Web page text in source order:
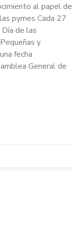
al papel de
pymes Cada 27
de las
y
fecha
General de